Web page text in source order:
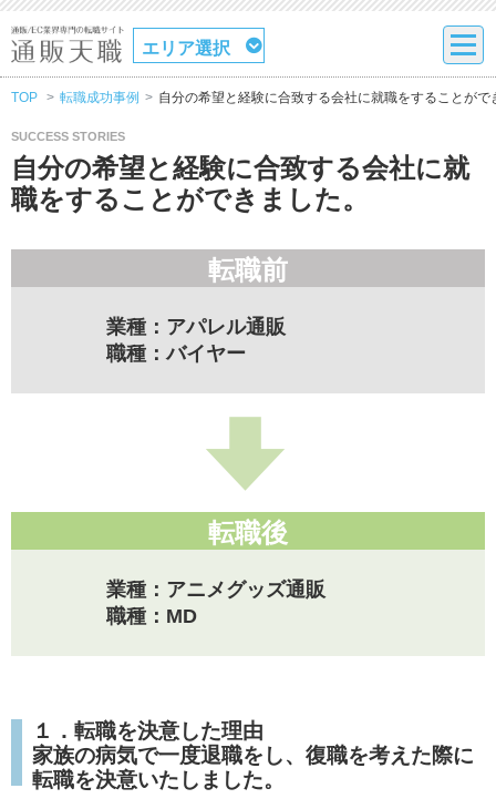
エリア選択
TOP 転職成功事例 自分の希望と経験に合致する会社に就職をすることがで
SUCCESS STORIES
自分の希望と経験に合致する会社に就
職をすることができました。
転職前
業種：アパレル通販
職種：バイヤー
転職後
業種：アニメグッズ通販
職種：MD
１．転職を決意した理由
家族の病気で一度退職をし、復職を考えた際に
転職を決意いたしました。